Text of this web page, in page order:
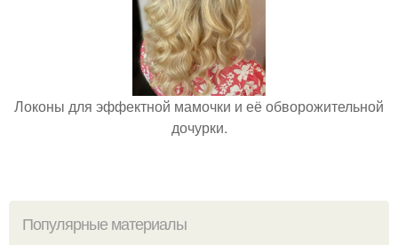
Локоны для эффектной мамочки и её обворожительной
дочурки.
Популярные материалы